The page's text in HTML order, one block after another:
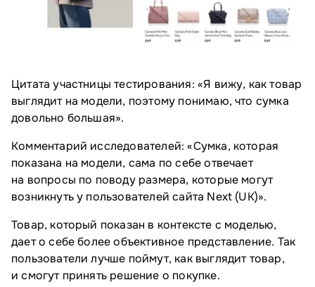
Цитата участницы тестирования: «Я вижу, как товар
выглядит на модели, поэтому понимаю, что сумка
довольно большая».
Комментарий исследователей: «Сумка, которая
показана на модели, сама по себе отвечает
на вопросы по поводу размера, которые могут
возникнуть у пользователей сайта Next (UK)».
Товар, который показан в контексте с моделью,
дает о себе более объективное представление. Так
пользователи лучше поймут, как выглядит товар,
и смогут принять решение о покупке.